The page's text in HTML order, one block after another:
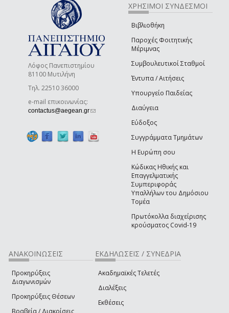
Λόφος Πανεπιστημίου
81100 Μυτιλήνη
Τηλ. 22510 36000
e-mail επικοινωνίας:
contactus@aegean.gr(link sends e-mail)
ΧΡΗΣΙΜΟΙ ΣΥΝΔΕΣΜΟΙ
Βιβλιοθήκη
Παροχές Φοιτητικής
Μέριμνας
Συμβουλευτικοί Σταθμοί
Έντυπα / Αιτήσεις
Υπουργείο Παιδείας
Διαύγεια
Εύδοξος
Συγγράμματα Τμημάτων
Η Ευρώπη σου
Κώδικας Ηθικής και
Επαγγελματικής
Συμπεριφοράς
Υπαλλήλων του Δημόσιου
Τομέα
Πρωτόκολλα διαχείρισης
κρούσματος Covid-19
ΑΝΑΚΟΙΝΩΣΕΙΣ
Προκηρύξεις
Διαγωνισμών
Προκηρύξεις Θέσεων
Βραβεία / Διακρίσεις
ΕΚΔΗΛΩΣΕΙΣ / ΣΥΝΕΔΡΙΑ
Ακαδημαϊκές Τελετές
Διαλέξεις
Εκθέσεις